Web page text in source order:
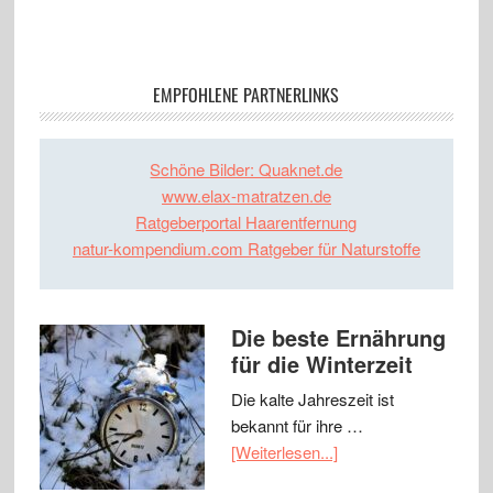
EMPFOHLENE PARTNERLINKS
Schöne Bilder: Quaknet.de
www.elax-matratzen.de
Ratgeberportal Haarentfernung
natur-kompendium.com Ratgeber für Naturstoffe
Die beste Ernährung
für die Winterzeit
Die kalte Jahreszeit ist
bekannt für ihre …
[Weiterlesen...]